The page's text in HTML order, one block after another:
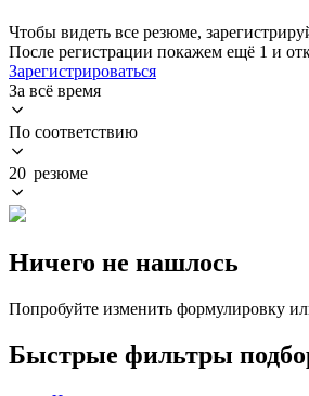
Чтобы видеть все резюме,
После регистрации покажем ещё 1 и
Зарегистрироваться
За всё время
По соответствию
20 резюме
Ничего не нашлось
Попробуйте изменить формулировку
Быстрые фильтры